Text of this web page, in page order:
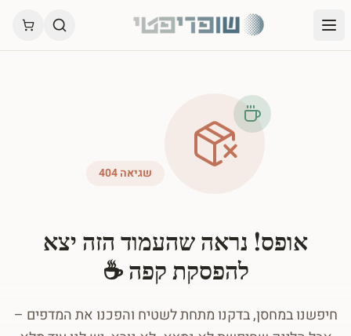
שגיאה 404
אופס! נראה שהעמוד הזה יצא
להפסקת קפה ☕
חיפשנו במחסן, בדקנו מתחת לשטיח והפכנו את המדפים –